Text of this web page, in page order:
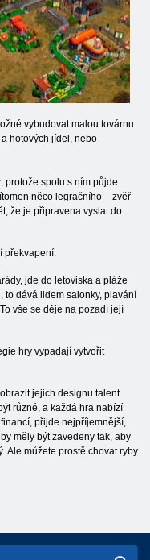
vybudovat malou továrnu
hotových jídel, nebo
protože spolu s ním půjde
něco legračního – zvěř
že je připravena vyslat do
překvapení.
jde do letoviska a pláže
to dává lidem salonky, plavání
vše se děje na pozadí její
hry vypadají vytvořit
jejich designu talent
různé, a každá hra nabízí
přijde nejpříjemnější,
měly být zavedeny tak, aby
Ale můžete prostě chovat ryby